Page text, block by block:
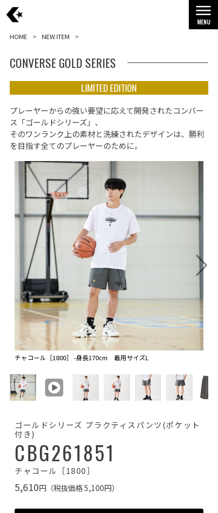
MENU
HOME NEW ITEM
CONVERSE GOLD SERIES
LIMITED EDITION
プレーヤーからの強い要望に応えて開発されたコンバー
ス「ゴールドシリーズ」、
そのワンランク上の素材と洗練されたデザインは、勝利
を目指す全てのプレーヤーのために。
チャコール［1800］ -身長170cm 着用サイズL
ゴールドシリーズ プラクティスパンツ(ポケット
付き)
CBG261851
チャコール［1800］
5,610円（税抜価格 5,100円）